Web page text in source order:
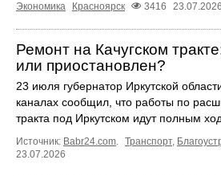
Экономика
Красноярск 3416 23.07.2026
Ремонт на Качугском
или приостановлен?
23 июля губернатор Иркутской
каналах сообщил, что работы по
тракта под Иркутском идут полным
Источник: Babr24.com. Транспорт,
23.07.2026